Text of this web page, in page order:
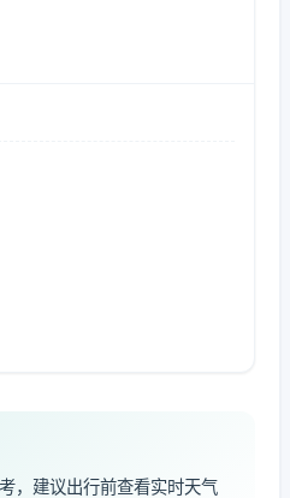
，建议出行前查看实时天气